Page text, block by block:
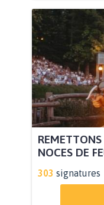
REMETTONS
NOCES DE
303 signatures